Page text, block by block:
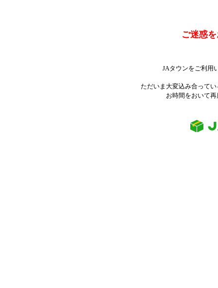
ご迷惑
JAタウンをご利用
ただいま大変込み合って
お時間をおいて